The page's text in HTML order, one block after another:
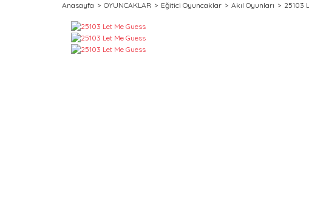
Anasayfa OYUNCAKLAR Eğitici Oyuncaklar Akıl Oyunları 25103